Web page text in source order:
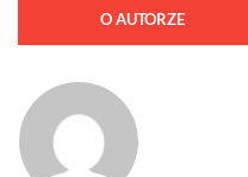
O AUTORZE